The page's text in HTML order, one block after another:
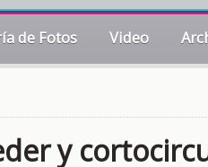
de Fotos Video
y